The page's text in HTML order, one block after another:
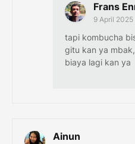
Frans
9 April
tapi kombucha
gitu kan ya
biaya lagi kan ya
Ainun